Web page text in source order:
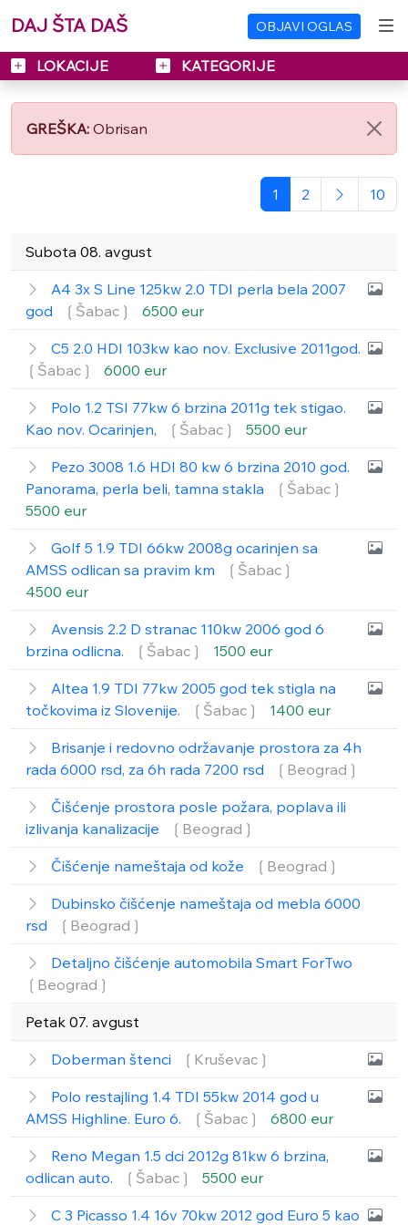
DAJ ŠTA DAŠ OBJAVI OGLAS
LOKACIJE KATEGORIJE
GREŠKA: Obrisan
1 2 10
Subota 08. avgust
A4 3x S Line 125kw 2.0 TDI perla bela 2007
god
❲Šabac❳ 6500 eur
C5 2.0 HDI 103kw kao nov. Exclusive 2011god.
❲Šabac❳
6000 eur
Polo 1.2 TSI 77kw 6 brzina 2011g tek stigao.
Kao nov. Ocarinjen,
❲Šabac❳ 5500 eur
Pezo 3008 1.6 HDI 80 kw 6 brzina 2010 god.
Panorama, perla beli, tamna stakla
❲Šabac❳
5500 eur
Golf 5 1.9 TDI 66kw 2008g ocarinjen sa
AMSS odlican sa pravim km
❲Šabac❳
4500 eur
Avensis 2.2 D stranac 110kw 2006 god 6
brzina odlicna.
❲Šabac❳ 1500 eur
Altea 1.9 TDI 77kw 2005 god tek stigla na
točkovima iz Slovenije.
❲Šabac❳ 1400 eur
Brisanje i redovno održavanje prostora za 4h
rada 6000 rsd, za 6h rada 7200 rsd
❲Beograd❳
Čišćenje prostora posle požara, poplava ili
izlivanja kanalizacije
❲Beograd❳
Čišćenje nameštaja od kože ❲Beograd❳
Dubinsko čišćenje nameštaja od mebla 6000
rsd
❲Beograd❳
Detaljno čišćenje automobila Smart ForTwo
❲Beograd❳
Petak 07. avgust
Doberman štenci ❲Kruševac❳
Polo restajling 1.4 TDI 55kw 2014 god u
AMSS Highline. Euro 6.
❲Šabac❳ 6800 eur
Reno Megan 1.5 dci 2012g 81kw 6 brzina,
odlican auto.
❲Šabac❳ 5500 eur
C 3 Picasso 1.4 16v 70kw 2012 god Euro 5 kao